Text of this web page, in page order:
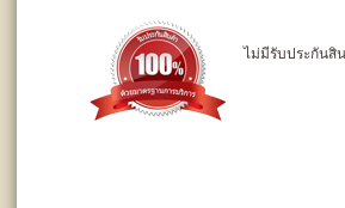
ไม่มีรับประกันสิ